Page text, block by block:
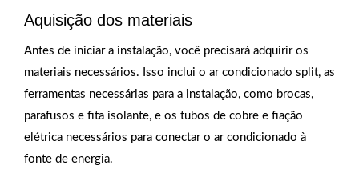
Aquisição dos materiais
Antes de iniciar a instalação, você precisará adquirir os
materiais necessários. Isso inclui o ar condicionado split, as
ferramentas necessárias para a instalação, como brocas,
parafusos e fita isolante, e os tubos de cobre e fiação
elétrica necessários para conectar o ar condicionado à
fonte de energia.